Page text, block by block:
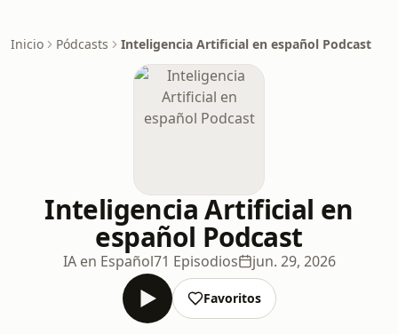
Inicio Pódcasts Inteligencia Artificial en español Podcast
Inteligencia Artificial en
español Podcast
IA en Español71 Episodios jun. 29, 2026
Favoritos